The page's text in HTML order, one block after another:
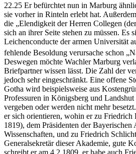
22.25 Er befürchtet nun in Marburg
sie vorher in Rinteln erlebt hat.
die „Elendigkeit der Herren Collegen
sich an ihrer Seite stehen zu müssen. Es
Leichenconducte der armen Universität
fehlende Besoldung verursache schon
Deswegen möchte Wachler Marburg
Briefpartner wissen lässt. Die Zahl der
jedoch sehr eingeschränkt. Eine offene
Gotha wird beispielsweise aus
Professuren in Königsberg und
vergeben oder werden nicht mehr
er sich orientieren, wohin er zu Friedrich
1819), dem Präsidenten der Bayerischen
Wissenschaften, und zu Friedrich
Generalsekretär dieser Akademie, gute